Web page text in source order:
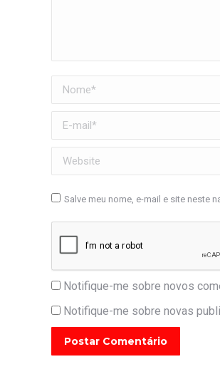
Nome *
E-mail *
Website
Salve meu nome, e-mail e site neste
Notifique-me sobre novos
Notifique-me sobre novas
Postar Comentário